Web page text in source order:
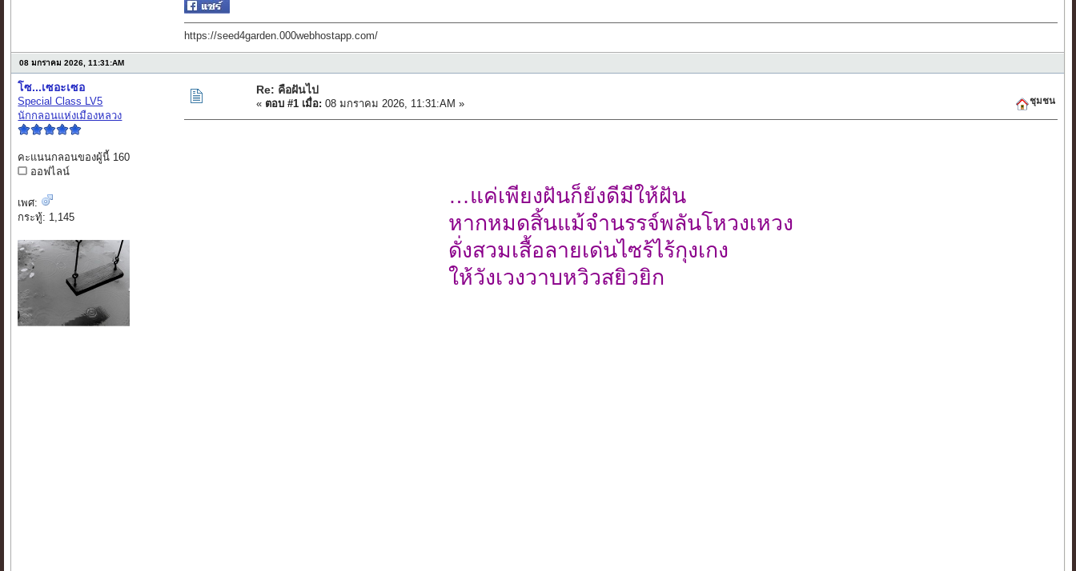
https://seed4garden.000webhostapp.com/
08 มกราคม 2026, 11:31:AM
โซ...เซอะเซอ
Special Class LV5
นักกลอนแห่งเมืองหลวง
คะแนนกลอนของผู้นี้ 160
ออฟไลน์
เพศ:
กระทู้: 1,145
Re: คือฝันไป
« ตอบ #1 เมื่อ: 08 มกราคม 2026, 11:31:AM » ชุมชน
…แค่เพียงฝันก็ยังดีมีให้ฝัน
หากหมดสิ้นแม้จำนรรจ์พลันโหวงเหวง
ดั่งสวมเสื้อลายเด่นไซร้ไร้กุงเกง
ให้วังเวงวาบหวิวสยิวยิก